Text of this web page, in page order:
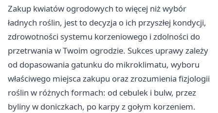
Zakup kwiatów ogrodowych to więcej niż wybór
ładnych roślin, jest to decyzja o ich przyszłej kondycji,
zdrowotności systemu korzeniowego i zdolności do
przetrwania w Twoim ogrodzie. Sukces uprawy zależy
od dopasowania gatunku do mikroklimatu, wyboru
właściwego miejsca zakupu oraz zrozumienia fizjologii
roślin w różnych formach: od cebulek i bulw, przez
byliny w doniczkach, po karpy z gołym korzeniem.